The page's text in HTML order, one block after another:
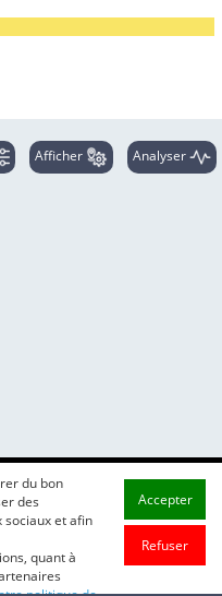
Afficher Analyser
du bon
des
sociaux et afin
quant à
Accepter
Refuser